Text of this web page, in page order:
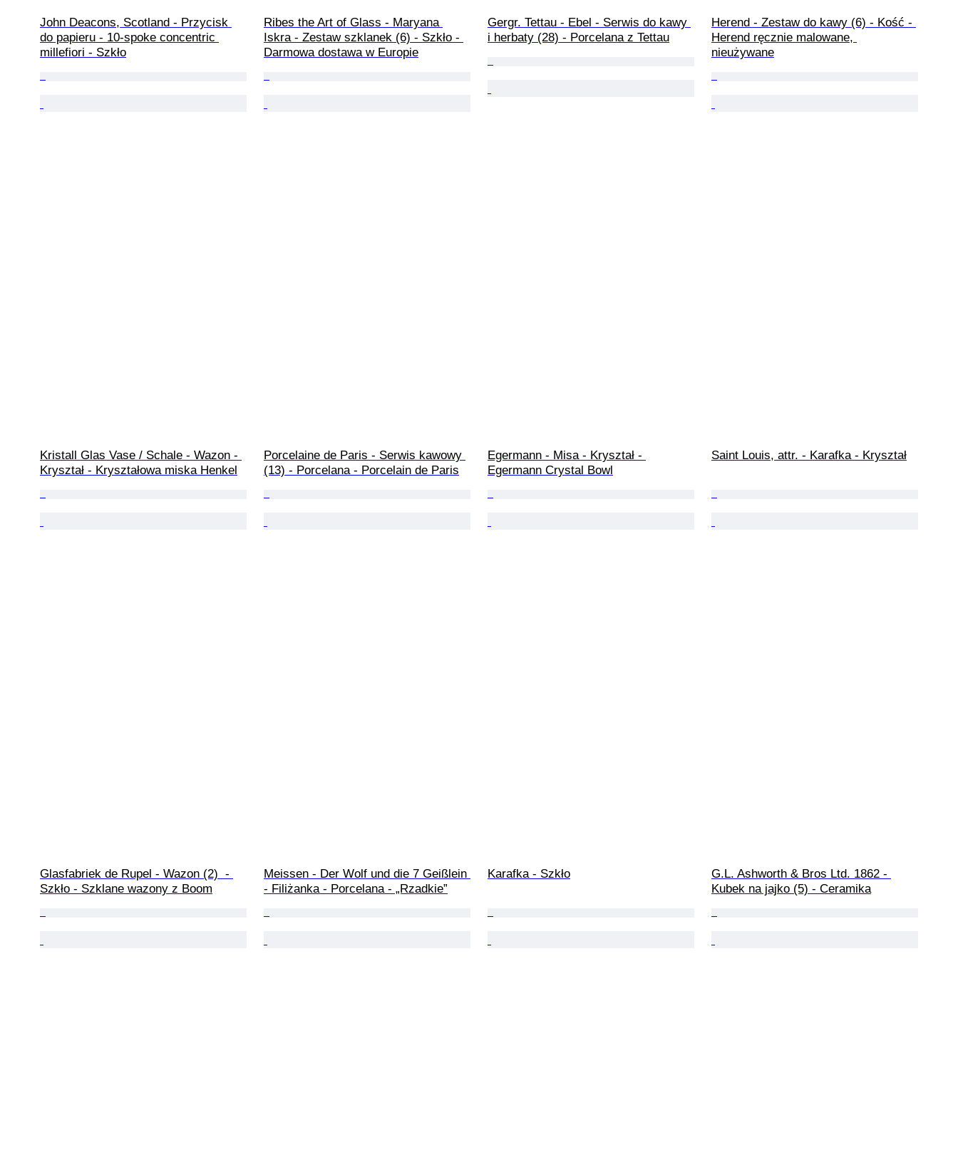
John Deacons, Scotland - Przycisk
do papieru - 10-spoke concentric
millefiori - Szkło
Ribes the Art of Glass - Maryana
Iskra - Zestaw szklanek (6) - Szkło -
Darmowa dostawa w Europie
Gergr. Tettau - Ebel - Serwis do kawy
i herbaty (28) - Porcelana z Tettau
Herend - Zestaw do kawy (6) - Kość -
Herend ręcznie malowane,
nieużywane
Kristall Glas Vase / Schale - Wazon -
Kryształ - Kryształowa miska Henkel
Porcelaine de Paris - Serwis kawowy
(13) - Porcelana - Porcelain de Paris
Egermann - Misa - Kryształ -
Egermann Crystal Bowl
Saint Louis, attr. - Karafka - Kryształ
Glasfabriek de Rupel - Wazon (2)  -
Szkło - Szklane wazony z Boom
Meissen - Der Wolf und die 7 Geißlein
- Filiżanka - Porcelana - „Rzadkie”
Karafka - Szkło
G.L. Ashworth & Bros Ltd. 1862 -
Kubek na jajko (5) - Ceramika